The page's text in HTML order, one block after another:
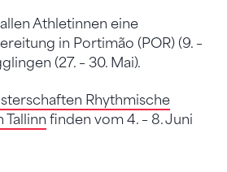
Athletinnen eine
in Portimão (POR) (9. –
(27. – 30. Mai).
Rhythmische
Tallinn finden vom 4. – 8. Juni